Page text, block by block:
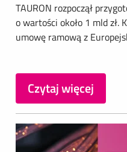
TAURON rozpoczął
o wartości około 1 mld zł.
umowę ramową z
Czytaj więcej